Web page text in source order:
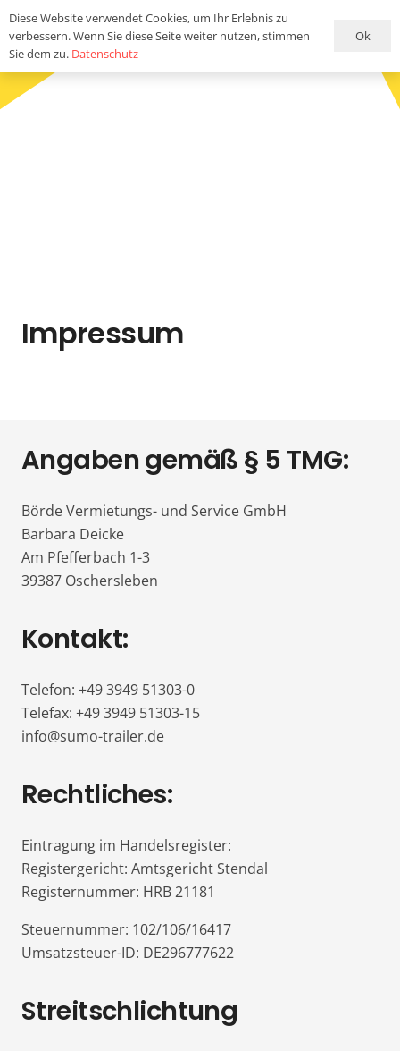
Impressum
Angaben gemäß § 5 TMG:
Börde Vermietungs- und Service GmbH
Barbara Deicke
Am Pfefferbach 1-3
39387 Oschersleben
Kontakt:
Telefon: +49 3949 51303-0
Telefax: +49 3949 51303-15
info@sumo-trailer.de
Rechtliches:
Eintragung im Handelsregister:
Registergericht: Amtsgericht Stendal
Registernummer: HRB 21181
Steuernummer: 102/106/16417
Umsatzsteuer-ID: DE296777622
Streitschlichtung
Diese Website verwendet Cookies, um Ihr Erlebnis zu
verbessern. Wenn Sie diese Seite weiter nutzen, stimmen
Sie dem zu. Datenschutz
Ok